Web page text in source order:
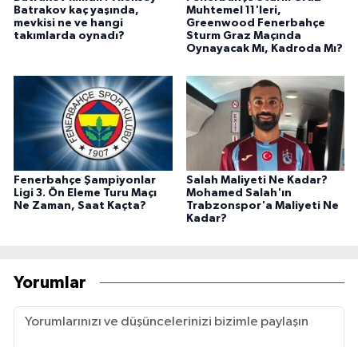
Batrakov kaç yaşında,
mevkisi ne ve hangi
takımlarda oynadı?
Muhtemel 11'leri,
Greenwood Fenerbahçe
Sturm Graz Maçında
Oynayacak Mı, Kadroda Mı?
Fenerbahçe Şampiyonlar
Ligi 3. Ön Eleme Turu Maçı
Ne Zaman, Saat Kaçta?
Salah Maliyeti Ne Kadar?
Mohamed Salah'ın
Trabzonspor'a Maliyeti Ne
Kadar?
Yorumlar